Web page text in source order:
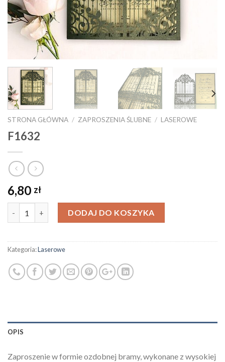
STRONA GŁÓWNA / ZAPROSZENIA ŚLUBNE / LASEROWE
F1632
6,80 zł
DODAJ DO KOSZYKA
Kategoria:Laserowe
OPIS
Zaproszenie w formie ozdobnej bramy, wykonane z wysokiej